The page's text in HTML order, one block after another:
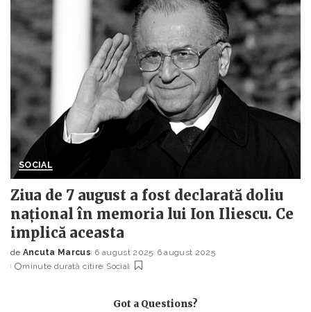
SOCIAL
Ziua de 7 august a fost declarată doliu
național în memoria lui Ion Iliescu. Ce
implică aceasta
Posted
by
de Ancuta Marcus 6 august 2025 6 august 2025
minute durată citire Social
Got a Questions?